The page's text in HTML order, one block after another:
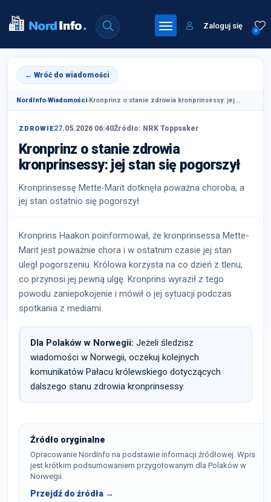
0
Zaloguj się
← Wróć do wiadomości
NordInfo›Wiadomości›Kronprinz o stanie zdrowia kronprinsessy: jej...
ZDROWIE27.05.2026 06:40Źródło: NRK Toppsaker
Kronprinz o stanie zdrowia
kronprinsessy: jej stan się pogorszył
Kronprinsessę Mette-Marit dotknęła poważna choroba, a
jej stan ostatnio się pogorszył.
Kronprins Haakon poinformował, że kronprinsessa Mette-
Marit jest poważnie chora i w ostatnim czasie jej stan
uległ pogorszeniu. Królowa korzysta na co dzień z tlenu,
co przynosi jej pewną ulgę. Kronprins wyraził z tego
powodu zaniepokojenie i mówił o jej sytuacji podczas
spotkania z mediami.
Dla Polaków w Norwegii: Jeżeli śledzisz
wiadomości w Norwegii, oczekuj kolejnych
komunikatów Pałacu królewskiego dotyczących
dalszego stanu zdrowia kronprinsessy.
Źródło oryginalne
Opracowanie NordInfo na podstawie informacji źródłowej. Wpis
jest krótkim podsumowaniem przygotowanym dla Polaków w
Norwegii.
Przejdź do źródła →